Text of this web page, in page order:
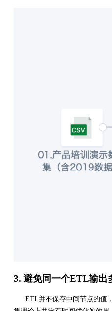
3. 避免同一个ETL输出
ETL并不保存中间节点的值